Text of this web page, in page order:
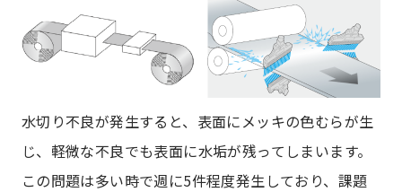
水切り不良が発生すると、表面にメッキの色むらが生
じ、軽微な不良でも表面に水垢が残ってしまいます。
この問題は多い時で週に5件程度発生しており、課題